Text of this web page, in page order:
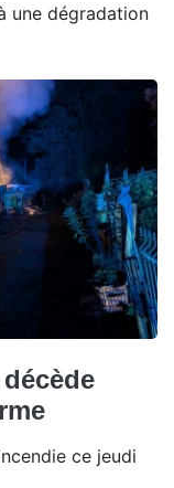
une dégradation
ce jeudi